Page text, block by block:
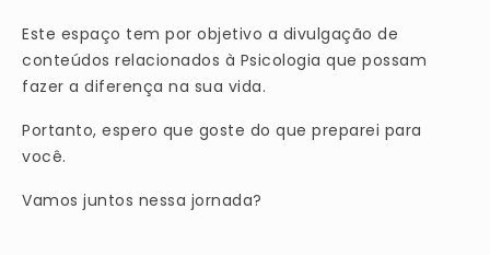
Este espaço tem por objetivo a divulgação de
conteúdos relacionados à Psicologia que possam
fazer a diferença na sua vida.
Portanto, espero que goste do que preparei para
você.
Vamos juntos nessa jornada?